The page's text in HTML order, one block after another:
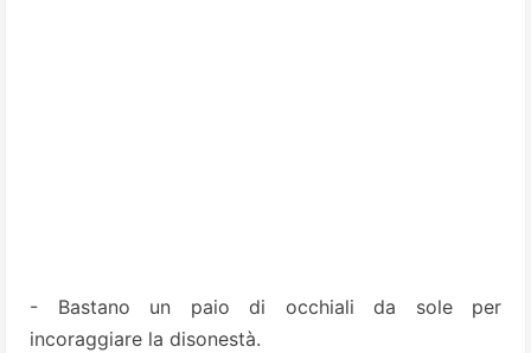
- Bastano un paio di occhiali da sole per
incoraggiare la disonestà.